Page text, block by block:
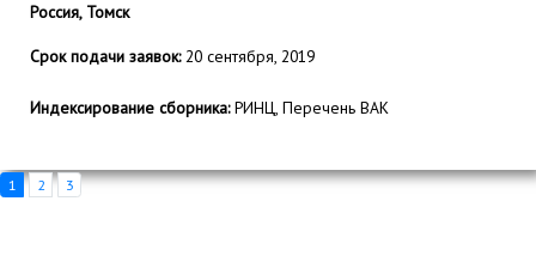
Россия, Томск
Срок подачи заявок:20 сентября, 2019
Индексирование сборника:РИНЦ, Перечень ВАК
1 2 3